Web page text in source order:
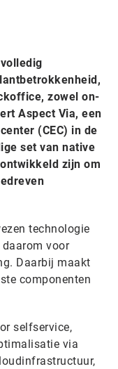
zowel on-
Aspect Via, een
(CEC) in de
set van native
zijn om
technologie
voor
Daarbij maakt
componenten
selfservice,
via